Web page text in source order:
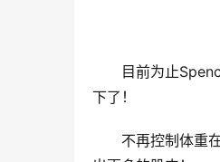
下了！
出更多的肌肉！